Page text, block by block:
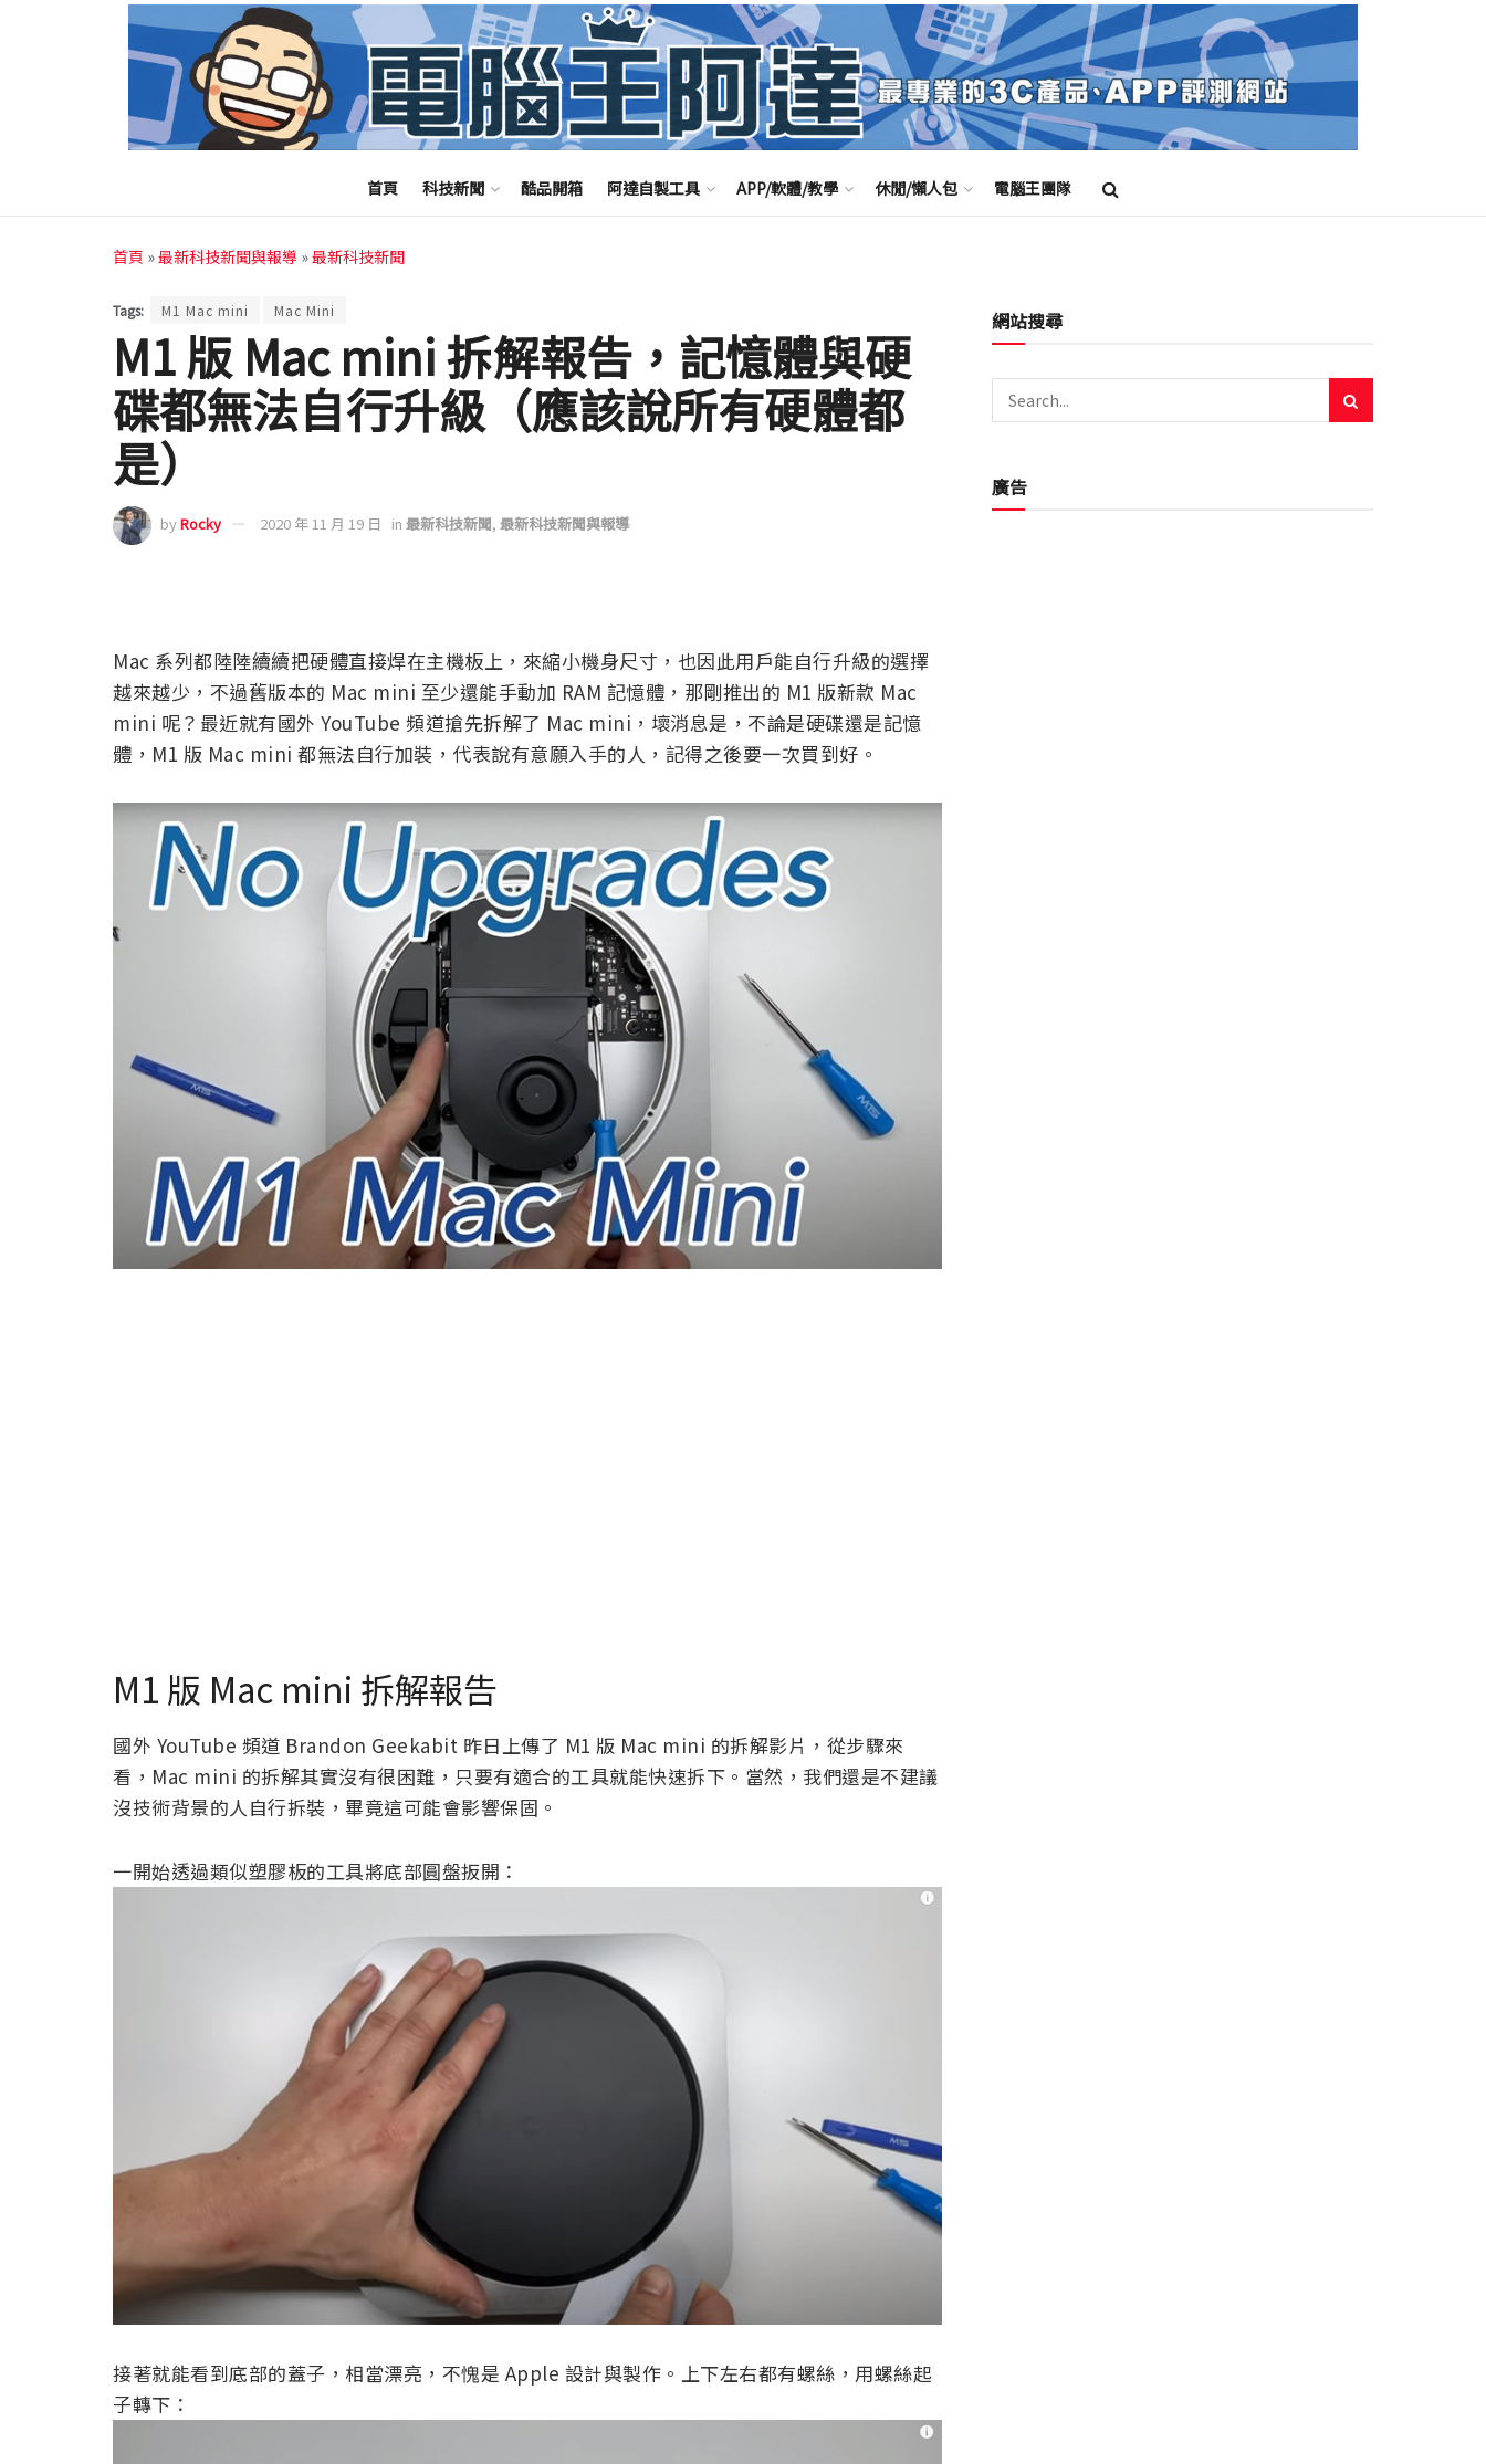
首頁 科技新聞 酷品開箱 阿達自製工具 APP/軟體/教學 休閒/懶人包 電腦王團隊
首頁 »最新科技新聞與報導 »最新科技新聞
Tags: M1 Mac mini Mac Mini
M1 版 Mac mini 拆解報告，記憶體與硬
碟都無法自行升級（應該說所有硬體都
是）
byRocky 2020 年 11 月 19 日 in 最新科技新聞, 最新科技新聞與報導
Mac 系列都陸陸續續把硬體直接焊在主機板上，來縮小機身尺寸，也因此用戶能自行升級的選擇
越來越少，不過舊版本的 Mac mini 至少還能手動加 RAM 記憶體，那剛推出的 M1 版新款 Mac
mini 呢？最近就有國外 YouTube 頻道搶先拆解了 Mac mini，壞消息是，不論是硬碟還是記憶
體，M1 版 Mac mini 都無法自行加裝，代表說有意願入手的人，記得之後要一次買到好。
M1 版 Mac mini 拆解報告
國外 YouTube 頻道 Brandon Geekabit 昨日上傳了 M1 版 Mac mini 的拆解影片，從步驟來
看，Mac mini 的拆解其實沒有很困難，只要有適合的工具就能快速拆下。當然，我們還是不建議
沒技術背景的人自行拆裝，畢竟這可能會影響保固。
一開始透過類似塑膠板的工具將底部圓盤扳開：
接著就能看到底部的蓋子，相當漂亮，不愧是 Apple 設計與製作。上下左右都有螺絲，用螺絲起
子轉下：
網站搜尋
廣告